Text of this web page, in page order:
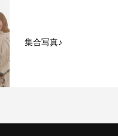
集合写真♪